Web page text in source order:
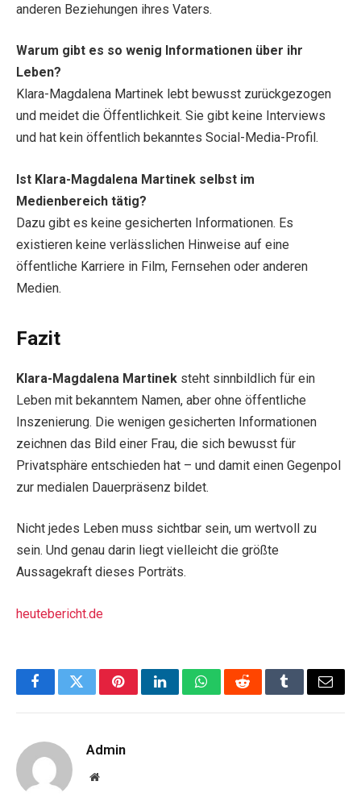
anderen Beziehungen ihres Vaters.
Warum gibt es so wenig Informationen über ihr
Leben?
Klara-Magdalena Martinek lebt bewusst zurückgezogen
und meidet die Öffentlichkeit. Sie gibt keine Interviews
und hat kein öffentlich bekanntes Social-Media-Profil.
Ist Klara-Magdalena Martinek selbst im
Medienbereich tätig?
Dazu gibt es keine gesicherten Informationen. Es
existieren keine verlässlichen Hinweise auf eine
öffentliche Karriere in Film, Fernsehen oder anderen
Medien.
Fazit
Klara-Magdalena Martinek steht sinnbildlich für ein
Leben mit bekanntem Namen, aber ohne öffentliche
Inszenierung. Die wenigen gesicherten Informationen
zeichnen das Bild einer Frau, die sich bewusst für
Privatsphäre entschieden hat – und damit einen Gegenpol
zur medialen Dauerpräsenz bildet.
Nicht jedes Leben muss sichtbar sein, um wertvoll zu
sein. Und genau darin liegt vielleicht die größte
Aussagekraft dieses Porträts.
heutebericht.de
FacebookTwitterPinterestLinkedInWhatsAppRedditTumblrEmail
Admin
Website